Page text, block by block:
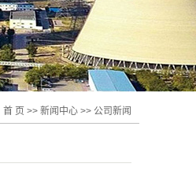
首 页 >> 新闻中心 >> 公司新闻